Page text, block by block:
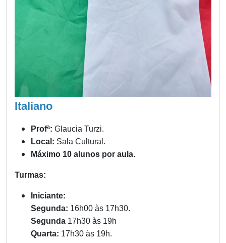
Italiano
Profª: Glaucia Turzi.
Local: Sala Cultural.
Máximo 10 alunos por aula.
Turmas:
Iniciante:
Segunda: 16h00 às 17h30.
Segunda 17h30 às 19h
Quarta: 17h30 às 19h.